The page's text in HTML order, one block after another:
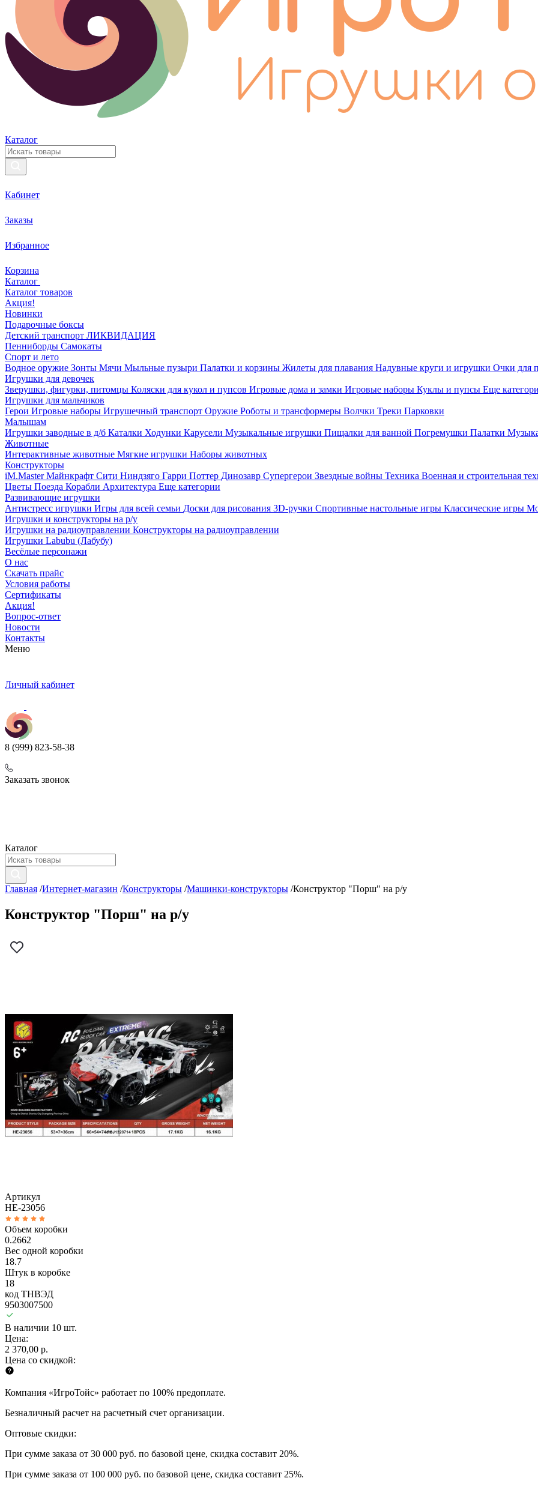
Каталог
Кабинет
Заказы
Избранное
Корзина
Каталог
Каталог товаров
Акция!
Новинки
Подарочные боксы
Детский транспорт ЛИКВИДАЦИЯ
Пенниборды Самокаты
Спорт и лето
Водное оружие Зонты Мячи Мыльные пузыри Палатки и корзины Жилеты для плавания Надувные круги и игрушки Очки для
Игрушки для девочек
Зверушки, фигурки, питомцы Коляски для кукол и пупсов Игровые дома и замки Игровые наборы Куклы и пупсы Еще
Игрушки для мальчиков
Герои Игровые наборы Игрушечный транспорт Оружие Роботы и трансформеры Волчки Треки Парковки
Малышам
Игрушки заводные в д/б Каталки Ходунки Карусели Музыкальные игрушки Пищалки для ванной Погремушки Палатки
Животные
Интерактивные животные Мягкие игрушки Наборы животных
Конструкторы
iM.Master Майнкрафт Сити Ниндзяго Гарри Поттер Динозавр Супергерои Звездные войны Техника Военная и строительная
Цветы Поезда Корабли Архитектура Еще категории
Развивающие игрушки
Антистресс игрушки Игры для всей семьи Доски для рисования 3D-ручки Спортивные настольные игры Классические игры
Игрушки и конструкторы на р/у
Игрушки на радиоуправлении Конструкторы на радиоуправлении
Игрушки Labubu (Лабубу)
Весёлые персонажи
О нас
Скачать прайс
Условия работы
Сертификаты
Акция!
Вопрос-ответ
Новости
Контакты
Меню
Личный кабинет
8 (999) 823-58-38
Заказать звонок
Каталог
Главная /Интернет-магазин /Конструкторы /Машинки-конструкторы /Конструктор "Порш" на р/у
Конструктор "Порш" на р/у
Артикул
HE-23056
Объем коробки
0.2662
Вес одной коробки
18.7
Штук в коробке
18
код ТНВЭД
9503007500
В наличии 10 шт.
Цена:
2 370,00 р.
Цена со скидкой:
Компания «ИгроТойс» работает по 100% предоплате.
Безналичный расчет на расчетный счет организации.
Оптовые скидки:
При сумме заказа от 30 000 руб. по базовой цене, скидка составит 20%.
При сумме заказа от 100 000 руб. по базовой цене, скидка составит 25%.